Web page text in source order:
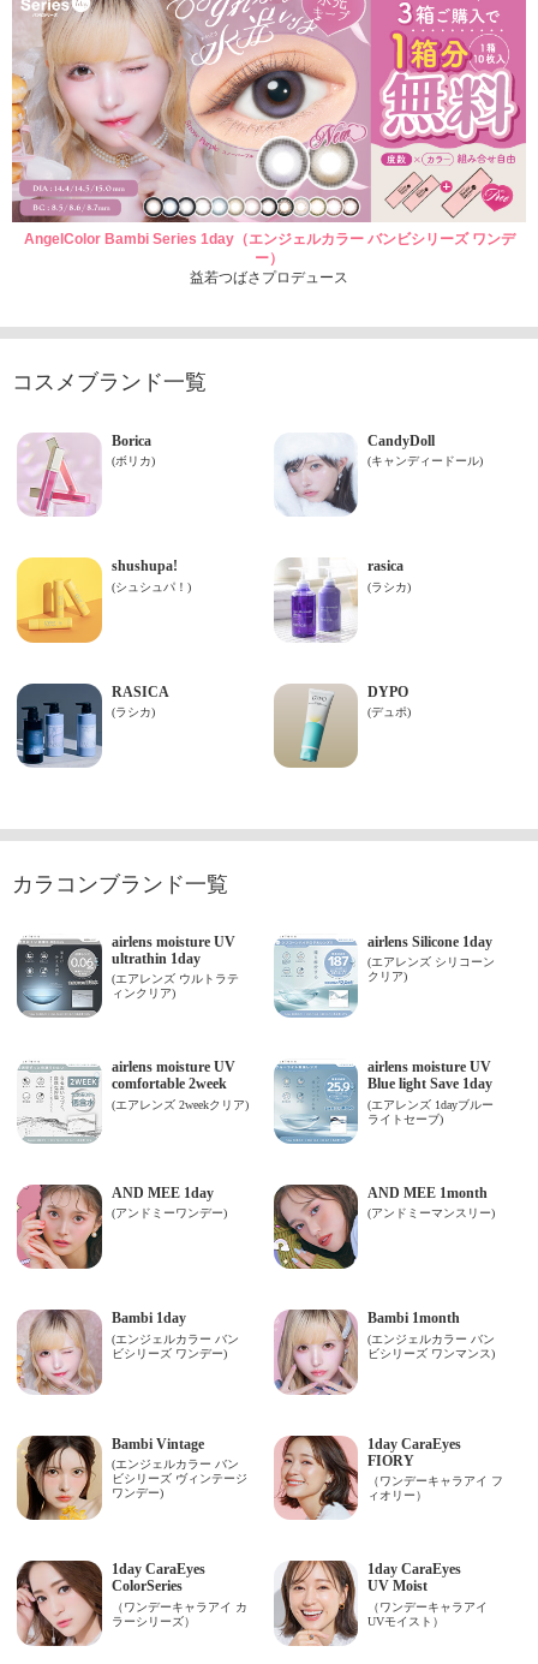
AngelColor Bambi Series 1day（エンジェルカラー バンビシリーズ ワンデ
ー）
益若つばさプロデュース
コスメブランド一覧
カラコンブランド一覧